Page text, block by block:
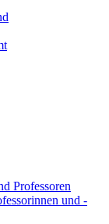
Professoren
und -